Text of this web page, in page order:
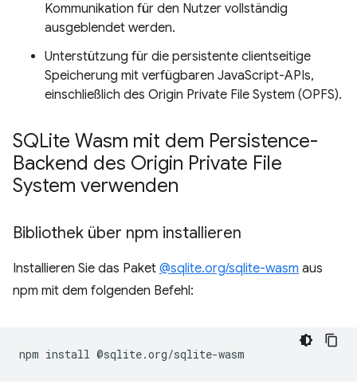
Kommunikation für den Nutzer vollständig
ausgeblendet werden.
Unterstützung für die persistente clientseitige
Speicherung mit verfügbaren JavaScript-APIs,
einschließlich des Origin Private File System (OPFS).
SQLite Wasm mit dem Persistence-
Backend des Origin Private File
System verwenden
Bibliothek über npm installieren
Installieren Sie das Paket @sqlite.org/sqlite-wasm aus
npm mit dem folgenden Befehl:
npm install